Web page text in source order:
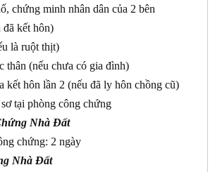
chứng minh nhân dân của 2 bên
kết hôn)
là ruột thịt)
thân (nếu chưa có gia đình)
kết hôn lần 2 (nếu đã ly hôn chồng cũ)
tại phòng công chứng
Nhà Đất
chứng: 2 ngày
Nhà Đất